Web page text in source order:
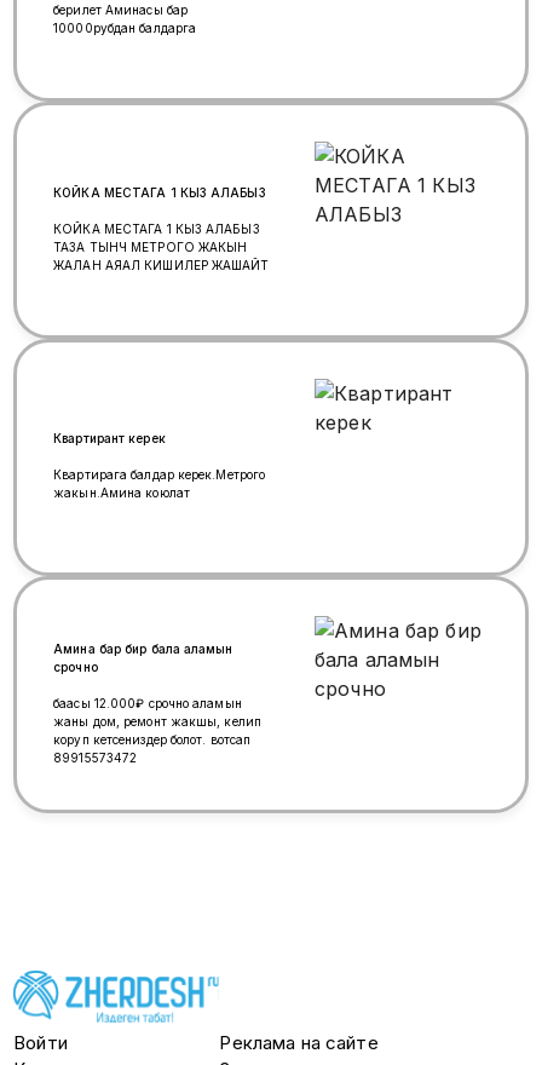
берилет Аминасы бар
10000рубдан балдарга
КОЙКА МЕСТАГА 1 КЫЗ АЛАБЫЗ
КОЙКА МЕСТАГА 1 КЫЗ АЛАБЫЗ
ТАЗА ТЫНЧ МЕТРОГО ЖАКЫН
ЖАЛАН АЯАЛ КИШИЛЕР ЖАШАЙТ
Квартирант керек
Квартирага балдар керек.Метрого
жакын.Амина коюлат
Амина бар бир бала аламын
срочно
баасы 12.000₽ срочно аламын
жаны дом, ремонт жакшы, келип
коруп кетсениздер болот. вотсап
89915573472
Войти
Реклама на сайте